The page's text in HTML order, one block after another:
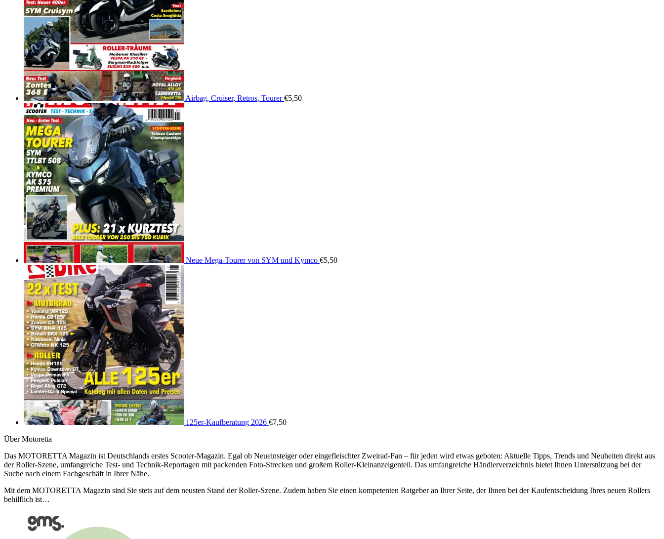
Airbag, Cruiser, Retros, Tourer €5,50
Neue Mega-Tourer von SYM und Kymco €5,50
125er-Kaufberatung 2026 €7,50
Über Motoretta
Das MOTORETTA Magazin ist Deutschlands erstes Scooter-Magazin. Egal ob Neueinsteiger oder eingefleischter Zweirad-Fan – für jeden wird etwas geboten: Aktuelle Tipps, Trends und Neuheiten direkt aus
der Roller-Szene, umfangreiche Test- und Technik-Reportagen mit packenden Foto-Strecken und großem Roller-Kleinanzeigenteil. Das umfangreiche Händlerverzeichnis bietet Ihnen Unterstützung bei der
Suche nach einem Fachgeschäft in Ihrer Nähe.
Mit dem MOTORETTA Magazin sind Sie stets auf dem neusten Stand der Roller-Szene. Zudem haben Sie einen kompetenten Ratgeber an Ihrer Seite, der Ihnen bei der Kaufentscheidung Ihres neuen Rollers
behilflich ist…